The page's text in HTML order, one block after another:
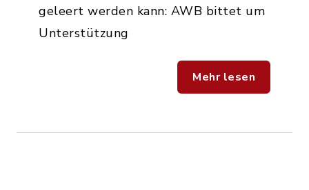
geleert werden kann: AWB bittet um
Unterstützung
Mehr lesen